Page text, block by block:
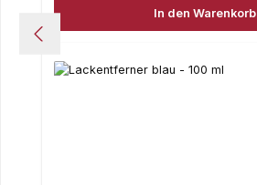
In den Warenkorb